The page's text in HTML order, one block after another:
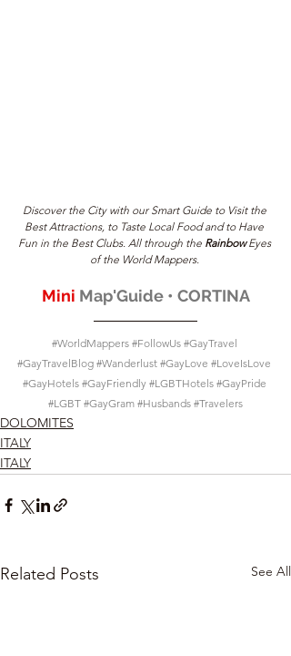
Discover the City with our Smart Guide to Visit the
Best Attractions, to Taste Local Food and to Have
Fun in the Best Clubs. All through the Rainbow Eyes
of the World Mappers.
Mini Map'Guide • CORTINA
#WorldMappers #FollowUs #GayTravel
#GayTravelBlog #Wanderlust #GayLove #LoveIsLove
#GayHotels #GayFriendly #LGBTHotels #GayPride
#LGBT #GayGram #Husbands #Travelers
DOLOMITES
ITALY
ITALY
Related Posts See All